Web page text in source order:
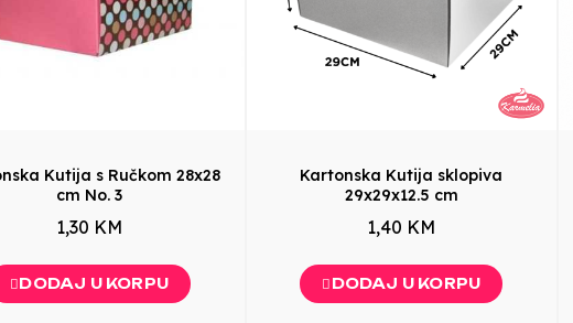
Kutija s Ručkom 28x28
cm No. 3
1,30 KM
DODAJ U KORPU
Kartonska Kutija sklopiva
29x29x12.5 cm
1,40 KM
DODAJ U KORPU